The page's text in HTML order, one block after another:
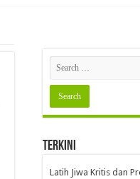
Terkini
Latih Jiwa Kritis dan